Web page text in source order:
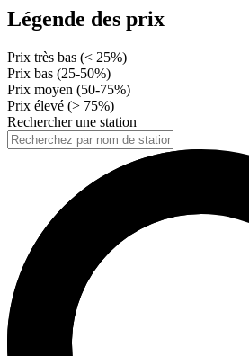
Légende des prix
Prix très bas (< 25%)
Prix bas (25-50%)
Prix moyen (50-75%)
Prix élevé (> 75%)
Rechercher une station